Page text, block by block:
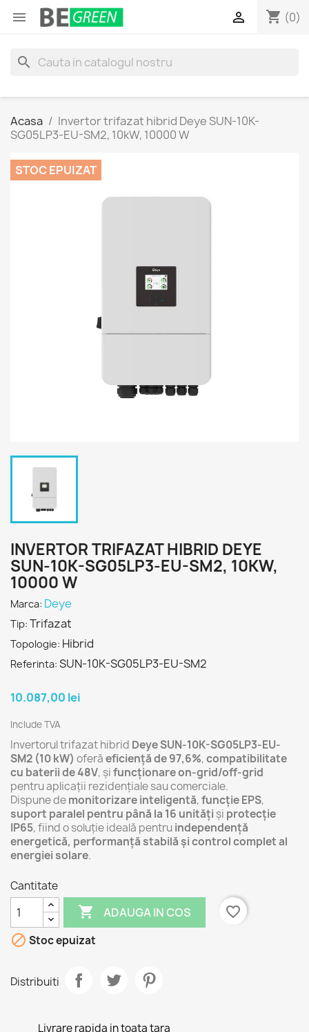
 shopping_cart (0)

search
Acasa
Invertor trifazat hibrid Deye SUN-10K-
SG05LP3-EU-SM2, 10kW, 10000 W
STOC EPUIZAT
INVERTOR TRIFAZAT HIBRID DEYE
SUN-10K-SG05LP3-EU-SM2, 10KW,
10000 W
Marca: Deye
Tip: Trifazat
Topologie: Hibrid
Referinta: SUN-10K-SG05LP3-EU-SM2
10.087,00 lei
Include TVA
Invertorul trifazat hibrid Deye SUN-10K-SG05LP3-EU-
SM2 (10 kW) oferăeficiență de 97,6%,compatibilitate
cu baterii de 48V, șifuncționare on-grid/off-grid
pentru aplicații rezidențiale sau comerciale.
Dispune demonitorizare inteligentă,funcție EPS,
suport paralel pentru până la 16 unități și protecție
IP65, fiind o soluție ideală pentruindependență
energetică, performanță stabilă și control complet al
energiei solare.
Cantitate
 ADAUGA IN COS
favorite_border
 Stoc epuizat
Distribuiti
Livrare rapida in toata tara